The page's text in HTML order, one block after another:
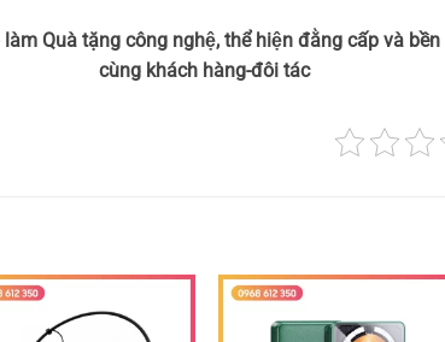
làm Quà tặng công nghệ, thể hiện đằng cấp và
cùng khách hàng-đôi tác